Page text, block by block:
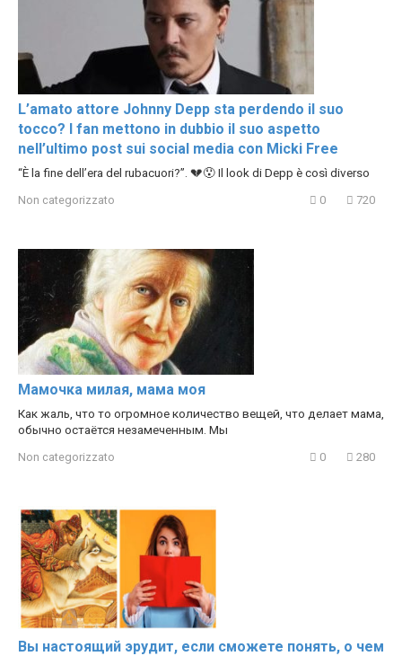
L’amato attore Johnny Depp sta perdendo il suo
tocco? I fan mettono in dubbio il suo aspetto
nell’ultimo post sui social media con Micki Free
“È la fine dell’era del rubacuori?”. 💔😯 Il look di Depp è così diverso
Non categorizzato 0 720
Мамочка милая, мама моя
Как жаль, что то огромное количество вещей, что делает мама,
обычно остаётся незамеченным. Мы
Non categorizzato 0 280
Вы настоящий эрудит, если сможете понять, о чем